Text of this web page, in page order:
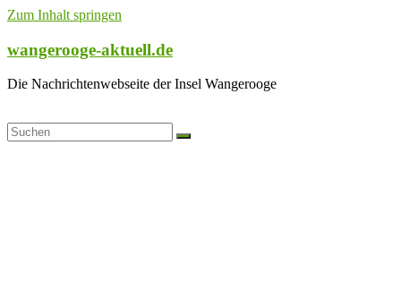
Zum Inhalt springen
wangerooge-aktuell.de
Die Nachrichtenwebseite der Insel Wangerooge